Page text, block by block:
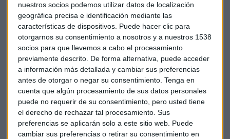
nuestros socios podemos utilizar datos de localización
geográfica precisa e identificación mediante las
características de dispositivos. Puede hacer clic para
otorgarnos su consentimiento a nosotros y a nuestros 1538
socios para que llevemos a cabo el procesamiento
previamente descrito. De forma alternativa, puede acceder
a información más detallada y cambiar sus preferencias
antes de otorgar o negar su consentimiento. Tenga en
cuenta que algún procesamiento de sus datos personales
puede no requerir de su consentimiento, pero usted tiene
el derecho de rechazar tal procesamiento. Sus
preferencias se aplicarán solo a este sitio web. Puede
cambiar sus preferencias o retirar su consentimiento en
Minuto de oro para una empresas
española
Para el minuto de oro, Álvaro Blasco selecciona una
empresa del mercado español con proyección internacional
y focalizada en las infraestructuras.